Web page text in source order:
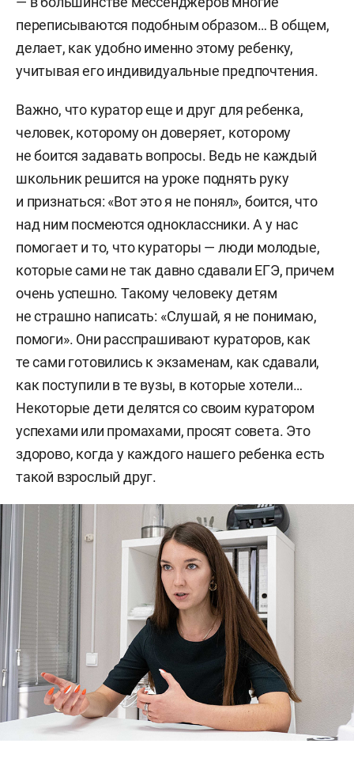
переписываются подобным образом… В общем,
делает, как удобно именно этому ребенку,
учитывая его индивидуальные предпочтения.
Важно, что куратор еще и друг для ребенка,
человек, которому он доверяет, которому
не боится задавать вопросы. Ведь не каждый
школьник решится на уроке поднять руку
и признаться: «Вот это я не понял», боится, что
над ним посмеются одноклассники. А у нас
помогает и то, что кураторы — люди молодые,
которые сами не так давно сдавали ЕГЭ, причем
очень успешно. Такому человеку детям
не страшно написать: «Слушай, я не понимаю,
помоги». Они расспрашивают кураторов, как
те сами готовились к экзаменам, как сдавали,
как поступили в те вузы, в которые хотели…
Некоторые дети делятся со своим куратором
успехами или промахами, просят совета. Это
здорово, когда у каждого нашего ребенка есть
такой взрослый друг.